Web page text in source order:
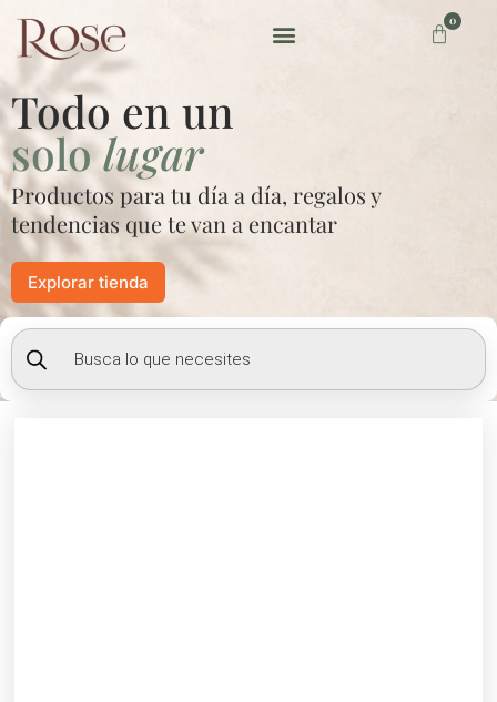
contenido
0
Carrito
Todo en un
sololugar
Productos para tu día a día, regalos y
tendencias que te van a encantar
Explorar tienda
Búsqueda
de
productos